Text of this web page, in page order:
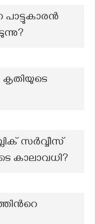
പാട്ടുകാരൻ
കൃതിയുടെ
സർവ്വീസ്
കാലാവധി?